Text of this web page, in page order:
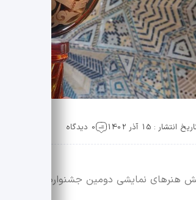
انتشار : 15 آذر 1402 0 دیدگاه
هنرهای نمایشی دومین جشنواره ملی